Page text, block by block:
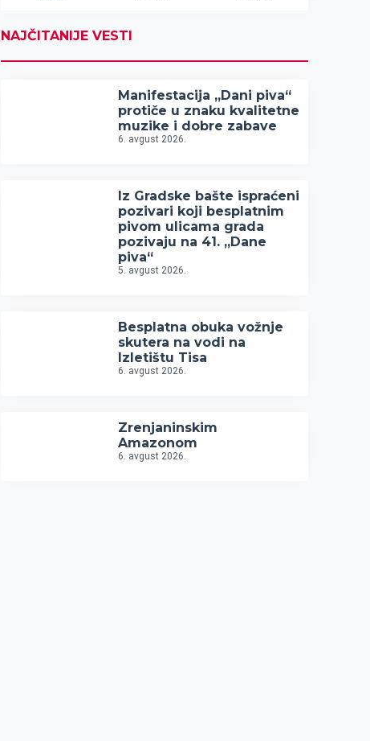
NAJČITANIJE VESTI
Manifestacija „Dani piva“
protiče u znaku kvalitetne
muzike i dobre zabave
6. avgust 2026.
Iz Gradske bašte ispraćeni
pozivari koji besplatnim
pivom ulicama grada
pozivaju na 41. „Dane
piva“
5. avgust 2026.
Besplatna obuka vožnje
skutera na vodi na
Izletištu Tisa
6. avgust 2026.
Zrenjaninskim
Amazonom
6. avgust 2026.